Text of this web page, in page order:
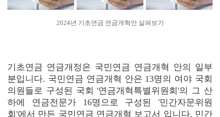
2024년 기초연금 연금개혁안 살펴보기
기초연금 연금개정은 국민연금 연금개혁 안의 일부
분입니다. 국민연금 연금개혁 안은 13명의 여야 국회
의원들로 구성된 국회 '연금개혁특별위원회'의 그 산
하에 연금전문가 16명으로 구성된 '민간자문위원
회'에서 만든 국민연금 연금개혁 보고서 입니다. 민간